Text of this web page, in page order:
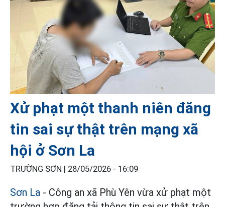
Xử phạt một thanh niên đăng
tin sai sự thật trên mạng xã
hội ở Sơn La
TRƯỜNG SƠN | 28/05/2026 - 16:09
Sơn La - Công an xã Phù Yên vừa xử phạt một